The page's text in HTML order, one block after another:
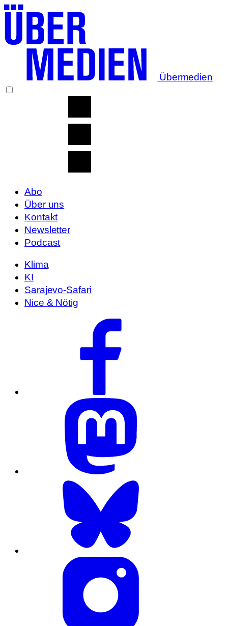
Übermedien
Abo
Über uns
Kontakt
Newsletter
Podcast
Klima
KI
Sarajevo-Safari
Nice & Nötig